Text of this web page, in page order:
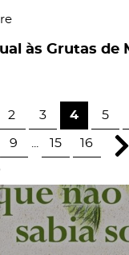
às Grutas de
2 3 4 5
9 15 16